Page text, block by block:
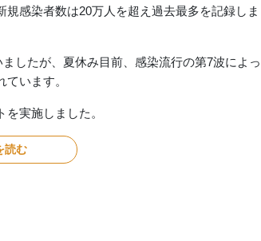
感染者数は20万人を超え過去最多を記録しま
したが、夏休み目前、感染流行の第7波によっ
います。
実施しました。
読む